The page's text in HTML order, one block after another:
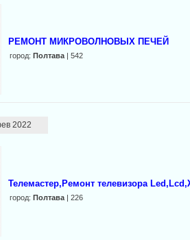
РЕМОНТ МИКРОВОЛНОВЫХ ПЕЧЕЙ
город: Полтава| 542
2022
Телемастер,Ремонт телевизора
город: Полтава| 226